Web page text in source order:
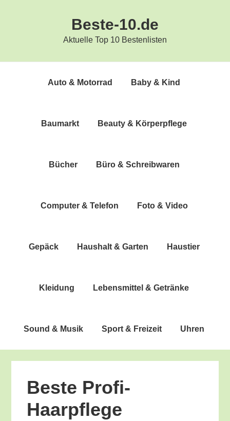
Beste-10.de
Aktuelle Top 10 Bestenlisten
Auto & Motorrad Baby & Kind
Bau­markt Beau­ty & Körperpflege
Bücher Büro & Schreibwaren
Com­pu­ter & Telefon Foto & Video
Gepäck Haus­halt & Garten Haus­tier
Klei­dung Lebens­mit­tel & Getränke
Sound & Musik Sport & Freizeit Uhren
Bes­te Profi-
Haarpflege